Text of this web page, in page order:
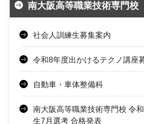
南大阪高等職業技術専門校
社会人訓練生募集案内
令和8年度出かけるテクノ講座
自動車・車体整備科
南大阪高等職業技術専門校 令
生7月選考 合格発表